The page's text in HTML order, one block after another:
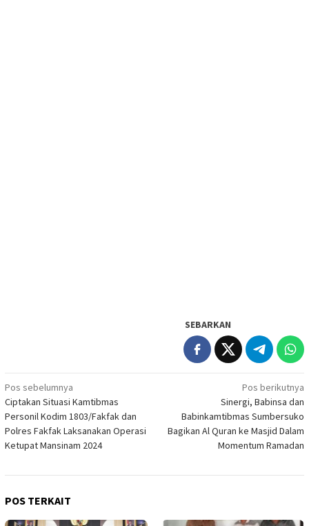
SEBARKAN
Navigasi
pos
Pos sebelumnya
Ciptakan Situasi Kamtibmas
Personil Kodim 1803/Fakfak dan
Polres Fakfak Laksanakan Operasi
Ketupat Mansinam 2024
Pos berikutnya
Sinergi, Babinsa dan
Babinkamtibmas Sumbersuko
Bagikan Al Quran ke Masjid Dalam
Momentum Ramadan
POS TERKAIT